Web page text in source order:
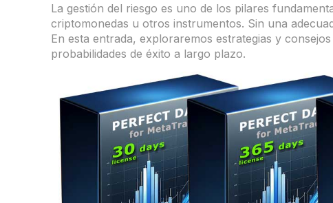
La gestión del riesgo es uno de los pilares
criptomonedas u otros instrumentos. Sin una
En esta entrada, exploraremos estrategias y
probabilidades de éxito a largo plazo.